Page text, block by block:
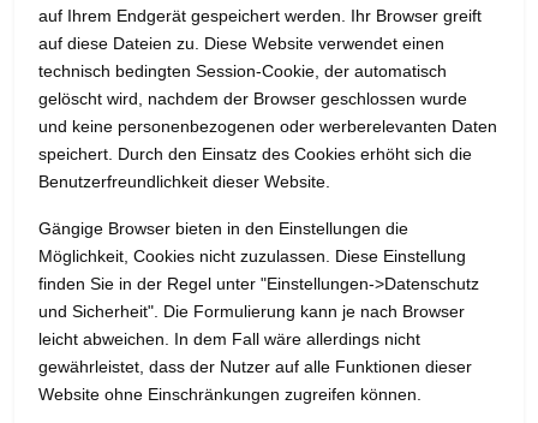
auf Ihrem Endgerät gespeichert werden. Ihr Browser greift
auf diese Dateien zu. Diese Website verwendet einen
technisch bedingten Session-Cookie, der automatisch
gelöscht wird, nachdem der Browser geschlossen wurde
und keine personenbezogenen oder werberelevanten Daten
speichert. Durch den Einsatz des Cookies erhöht sich die
Benutzerfreundlichkeit dieser Website.
Gängige Browser bieten in den Einstellungen die
Möglichkeit, Cookies nicht zuzulassen. Diese Einstellung
finden Sie in der Regel unter "Einstellungen->Datenschutz
und Sicherheit". Die Formulierung kann je nach Browser
leicht abweichen. In dem Fall wäre allerdings nicht
gewährleistet, dass der Nutzer auf alle Funktionen dieser
Website ohne Einschränkungen zugreifen können.